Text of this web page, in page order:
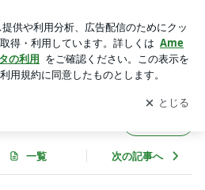
ブログの更新通知
を受け取りまし
開く
一覧 次の記事へ